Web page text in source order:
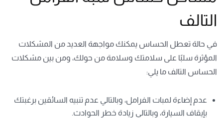
التالف
في حالة تعطل الحساس يمكنك مواجهة العديد من المشكلات
المؤثرة سلبًا على سلامتك وسلامة من حولك، ومن بين مشكلات
الحساس التالف ما يلي:
عدم إضاءة لمبات الفرامل، وبالتالي عدم تنبيه السائقين برغبتك
بإيقاف السيارة، وبالتالي زيادة خطر الحوادث.